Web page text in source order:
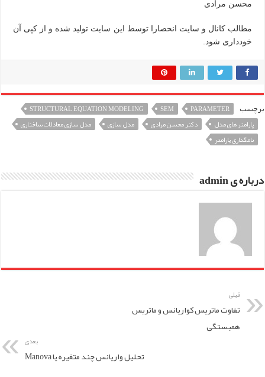
محسن مرادی
مطالب کانال و سایت انحصارا توسط این سایت تولید شده و از کپی آن
خودداری شود.
برچسب PARAMETER
SEM
STRUCTURAL EQUATION MODELING
پارامتر های مدل
دکتر محسن مرادی مدل سازی
مدل سازی معادلات ساختاری
نامگذاری پارامتر
درباره ی admin
قبلی
تفاوت ماتریس کواریانس و ماتریس
همبستگی
بعدی
تحلیل واریانس چند متغیره یا Manova